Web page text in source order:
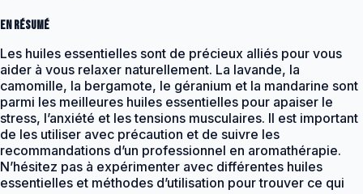
En résumé
Les huiles essentielles sont de précieux alliés pour vous
aider à vous relaxer naturellement. La lavande, la
camomille, la bergamote, le géranium et la mandarine sont
parmi les meilleures huiles essentielles pour apaiser le
stress, l’anxiété et les tensions musculaires. Il est important
de les utiliser avec précaution et de suivre les
recommandations d’un professionnel en aromathérapie.
N’hésitez pas à expérimenter avec différentes huiles
essentielles et méthodes d’utilisation pour trouver ce qui